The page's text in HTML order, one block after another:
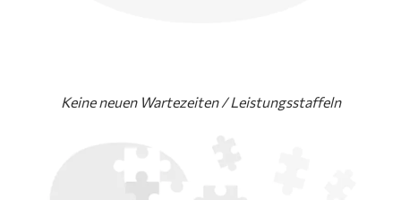
Keine neuen Wartezeiten / Leistungsstaffeln